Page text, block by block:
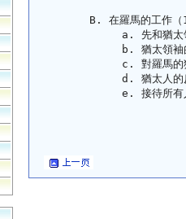
在羅馬的工作
先和猶
猶太領
對羅馬
猶太人
接待所